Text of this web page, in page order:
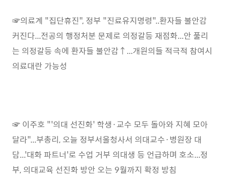
☞의료계 "집단휴진", 정부 "진료유지명령"..환자들 불안감
커진다...전공의 행정처분 문제로 의정갈등 재점화...안 풀리
는 의정갈등 속에 환자들 불안감↑...개원의들 적극적 참여시
의료대란 가능성
☞ 이주호 "'의대 선진화' 학생·교수 모두 돌아와 지혜 모아
달라"...부총리, 오늘 정부서울청사서 의대교수·병원장 대
담...'대화 파트너'로 수업 거부 의대생 등 언급하며 호소...정
부, 의대교육 선진화 방안 오는 9월까지 확정 방침